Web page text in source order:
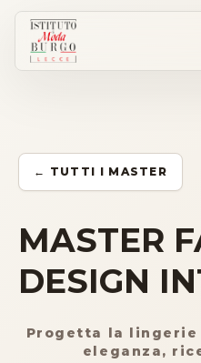
Tutti i corsi
Corsi brevi
Sartorial
← TUTTI I MASTER
MASTER
DESIGN
Progetta la lingerie
eleganza,